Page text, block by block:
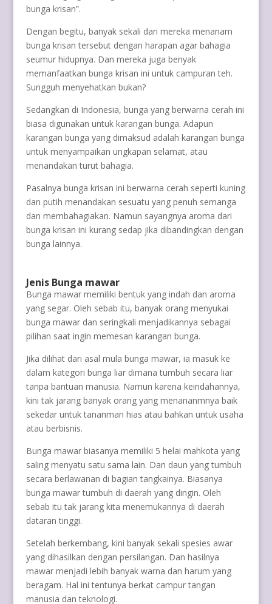
bunga krisan”.
Dengan begitu, banyak sekali dari mereka menanam
bunga krisan tersebut dengan harapan agar bahagia
seumur hidupnya. Dan mereka juga benyak
memanfaatkan bunga krisan ini untuk campuran teh.
Sungguh menyehatkan bukan?
Sedangkan di Indonesia, bunga yang berwarna cerah ini
biasa digunakan untuk karangan bunga. Adapun
karangan bunga yang dimaksud adalah karangan bunga
untuk menyampaikan ungkapan selamat, atau
menandakan turut bahagia.
Pasalnya bunga krisan ini berwarna cerah seperti kuning
dan putih menandakan sesuatu yang penuh semanga
dan membahagiakan. Namun sayangnya aroma dari
bunga krisan ini kurang sedap jika dibandingkan dengan
bunga lainnya.
Jenis Bunga mawar
Bunga mawar memiliki bentuk yang indah dan aroma
yang segar. Oleh sebab itu, banyak orang menyukai
bunga mawar dan seringkali menjadikannya sebagai
pilihan saat ingin memesan karangan bunga.
Jika dilihat dari asal mula bunga mawar, ia masuk ke
dalam kategori bunga liar dimana tumbuh secara liar
tanpa bantuan manusia. Namun karena keindahannya,
kini tak jarang banyak orang yang menananmnya baik
sekedar untuk tananman hias atau bahkan untuk usaha
atau berbisnis.
Bunga mawar biasanya memiliki 5 helai mahkota yang
saling menyatu satu sama lain. Dan daun yang tumbuh
secara berlawanan di bagian tangkainya. Biasanya
bunga mawar tumbuh di daerah yang dingin. Oleh
sebab itu tak jarang kita menemukannya di daerah
dataran tinggi.
Setelah berkembang, kini banyak sekali spesies awar
yang dihasilkan dengan persilangan. Dan hasilnya
mawar menjadi lebih banyak warna dan harum yang
beragam. Hal ini tentunya berkat campur tangan
manusia dan teknologi.